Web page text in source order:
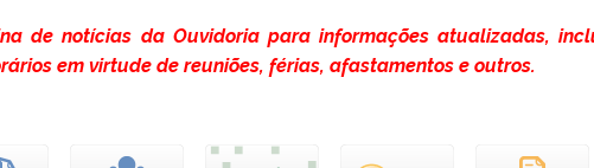
de notícias da Ouvidoria para informações atualizadas,
em virtude de reuniões, férias, afastamentos e outros.